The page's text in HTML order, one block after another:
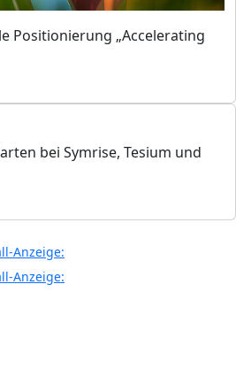
Positionierung „Accelerating
bei Symrise, Tesium und